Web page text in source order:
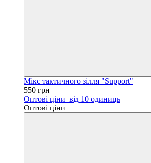
Мікс тактичного зілля "Support"
550 грн
Оптові ціни від 10 одиниць
Оптові ціни